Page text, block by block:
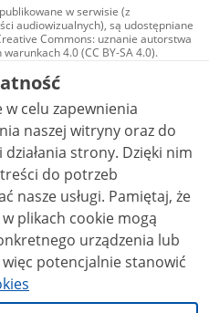
w serwisie (z
audiowizualnych), są udostępniane
Commons: uznanie autorstwa
4.0 (CC BY-SA 4.0).
w tym zdjęcia, materiały
na licencji typu
uznanie autorstwa użycie
utworów zależnych 4.0 (CC BY-
jest to stwierdzone inaczej.
celu zapewnienia
naszej witryny oraz do
strony. Dzięki nim
do potrzeb
Pamiętaj, że
plikach cookie mogą
urządzenia lub
potencjalnie stanowić